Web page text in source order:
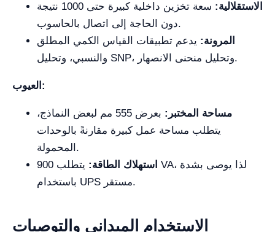
الاستقلالية:
سعة تخزين داخلية كبيرة حتى 1000 نتيجة
دون الحاجة إلى اتصال بالحاسوب.
المرونة: يدعم تطبيقات القياس الكمي المطلق
والنسبي، وتحليل SNP، وتحليل منحنى الانصهار.
العيوب:
مساحة المختبر:
بعرض 555 مم لبعض النماذج،
يتطلب مساحة عمل كبيرة مقارنةً بالوحدات
المحمولة.
استهلاك الطاقة:
يتطلب 900 VA، لذا يوصى بشدة
باستخدام UPS مستقر.
الاستخدام الميداني والتوصيات